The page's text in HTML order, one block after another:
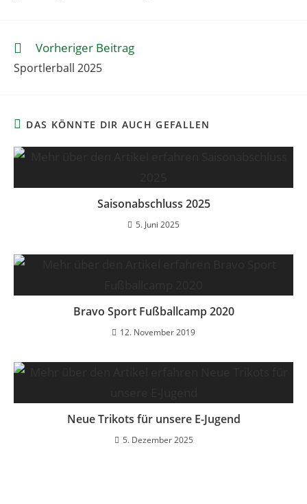
Vorheriger Beitrag
Sportlerball 2025
DAS KÖNNTE DIR AUCH GEFALLEN
Saisonabschluss 2025
5. Juni 2025
Bravo Sport Fußballcamp 2020
12. November 2019
Neue Trikots für unsere E-Jugend
5. Dezember 2025